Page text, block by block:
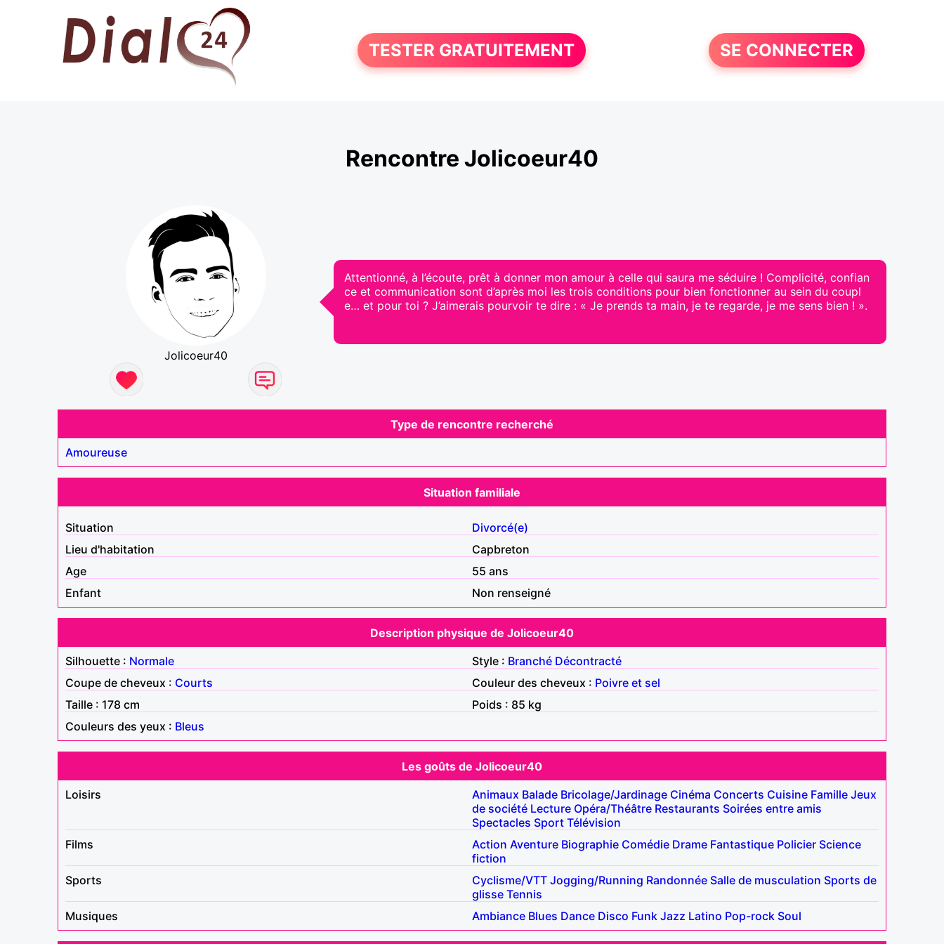
TESTER GRATUITEMENT SE CONNECTER
Rencontre Jolicoeur40
Jolicoeur40
Attentionné, à l’écoute, prêt à donner mon amour à celle qui saura me séduire ! Complicité, confian
ce et communication sont d’après moi les trois conditions pour bien fonctionner au sein du coupl
e… et pour toi ? J’aimerais pourvoir te dire : « Je prends ta main, je te regarde, je me sens bien ! ».
Type de rencontre recherché
Amoureuse
Situation familiale
Situation
Divorcé(e)
Lieu d'habitation
Capbreton
Age
55 ans
Enfant
Non renseigné
Description physique de Jolicoeur40
Silhouette : Normale Style : Branché Décontracté
Coupe de cheveux : Courts Couleur des cheveux : Poivre et sel
Taille : 178 cm
Poids : 85 kg
Couleurs des yeux : Bleus
Les goûts de Jolicoeur40
Loisirs
Animaux Balade Bricolage/Jardinage Cinéma Concerts Cuisine Famille Jeux
de société Lecture Opéra/Théâtre Restaurants Soirées entre amis
Spectacles Sport Télévision
Films
Action Aventure Biographie Comédie Drame Fantastique Policier Science
fiction
Sports
Cyclisme/VTT Jogging/Running Randonnée Salle de musculation Sports de
glisse Tennis
Musiques
Ambiance Blues Dance Disco Funk Jazz Latino Pop-rock Soul